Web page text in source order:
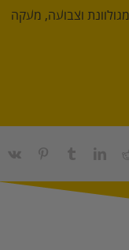
מסוגים שונים. הגדר מגולוונת וצבועה, מעקה
Reddit
LinkedIn
Tumblr
Pinterest